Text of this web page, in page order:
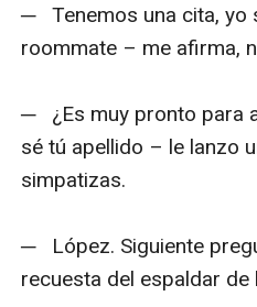
─   Tenemos una cita,
roommate – me afirma,
─   ¿Es muy pronto para
sé tú apellido – le lanzo
simpatizas.
─   López. Siguiente
recuesta del espaldar de